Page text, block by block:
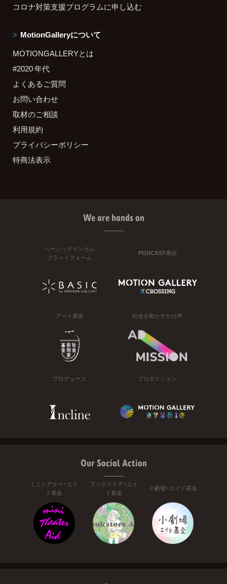
コロナ対策支援プログラムに申し込む
MotionGalleryについて
MOTIONGALLERYとは
#2020 年代
よくあるご質問
お問い合わせ
取材のご相談
利用規約
プライバシーポリシー
特商法表示
We are hands on
ベーシックインカム
プラットフォーム
PODCAST番組
アート基金 社会を動かすかけ声
プロデュース プロダクション
Our Social Action
ミニシアター・エイ
ド基金
ブックストア・エイ
ド基金
小劇場・エイド基金